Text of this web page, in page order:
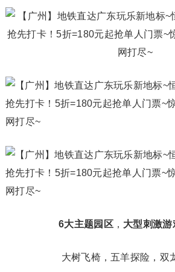
6大主题园区， 大型刺激游
大树飞椅，五羊探险，双